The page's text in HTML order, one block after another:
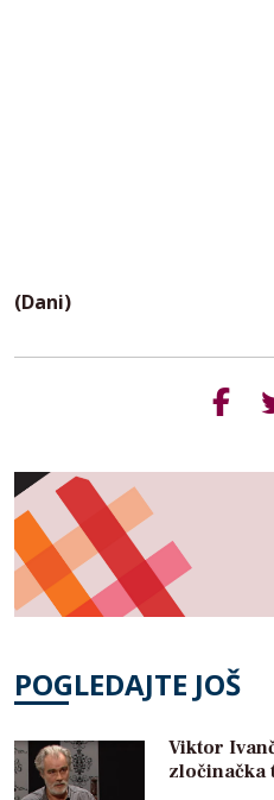
(Dani)
POGLEDAJTE JOŠ
Viktor
zločinačka